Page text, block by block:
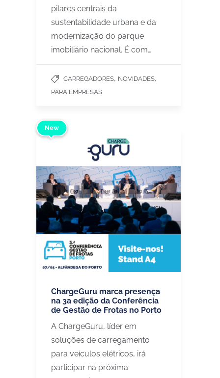
pilares centrais da
sustentabilidade urbana e da
modernização do parque
imobiliário nacional. É com…
CARREGADORES, NOVIDADES,
PARA EMPRESAS
New
ChargeGuru marca presença
na 3a edição da Conferência
de Gestão de Frotas no Porto
A ChargeGuru, líder em
soluções de carregamento
para veículos elétricos, irá
participar na próxima